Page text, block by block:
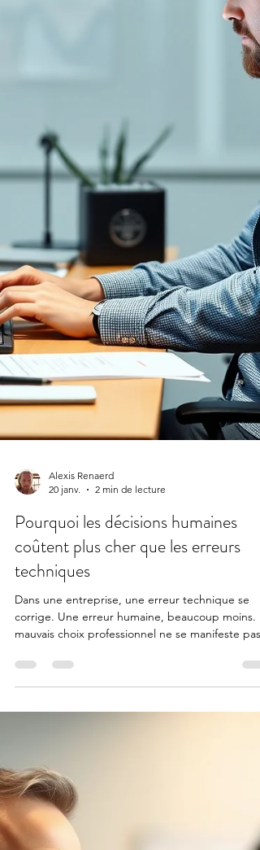
Alexis Renaerd
20 janv.
Pourquoi les décisions humaines
coûtent plus cher que les erreurs
techniques
Dans une entreprise, une erreur technique se
pourtant… avec le temps, il épuise. Le vrai coût
d’une décision mal éclairée Lorsqu’une décision
humaine est prise sans suffisamment de clarté,
conséquences dépassent largement le cadre
financier. Les coûts les plus fréquents sont